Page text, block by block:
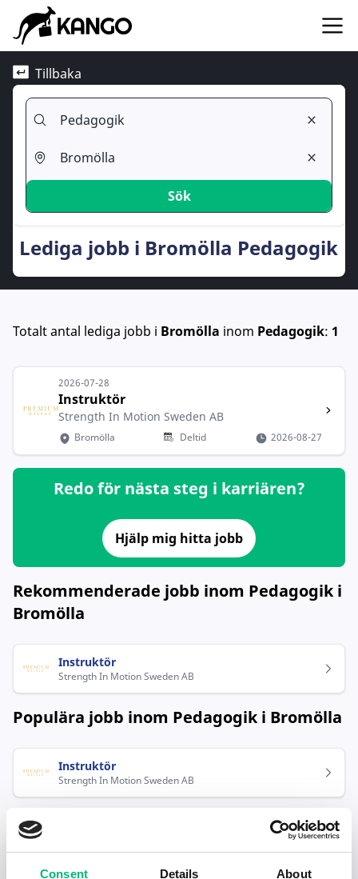
Consent Details About
Tillbaka
Sök
Lediga jobb i Bromölla Pedagogik
Totalt antal lediga jobb i Bromölla inom Pedagogik: 1
2026-07-28
Instruktör
Strength In Motion Sweden AB
Bromölla Deltid 2026-08-27
Redo för nästa steg i karriären?
Hjälp mig hitta jobb
Rekommenderade jobb inom Pedagogik i
Bromölla
Instruktör
Strength In Motion Sweden AB
Populära jobb inom Pedagogik i Bromölla
Instruktör
Strength In Motion Sweden AB